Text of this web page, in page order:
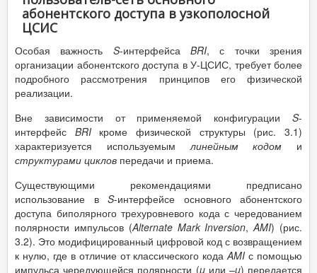
абонентского доступа в узкополосной
ЦСИС
Особая важность S-интерфейсаBRI, с точки зрения
организации абонентского доступа в У-ЦСИС, требует более
подробного рассмотрения принципов его физической
реализации.
Вне зависимости от применяемой конфигурации S-
интерфейс BRIкроме физической структуры (рис. 3.1)
характеризуется используемымлинейным кодом и
структурами циклов передачи и приема.
Существующими рекомендациями предписано
использование в S-интерфейсе основного абонентского
доступа биполярного трехуровневого кода с чередованием
полярности импульсов (Alternate Mark Inversion,AMI) (рис.
3.2). Это модифицированный цифровой код с возвращением
к нулю, где в отличие от классического кодаAMI с помощью
импульса чередующейся полярности (uили –u) передается